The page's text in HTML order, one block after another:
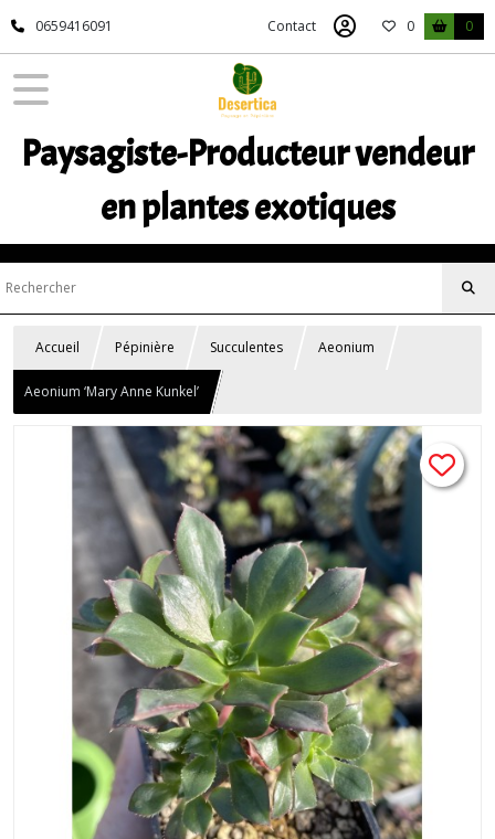
0659416091 Contact 0 0
Paysagiste-Producteur vendeur
en plantes exotiques
Accueil Pépinière Succulentes Aeonium
Aeonium ‘Mary Anne Kunkel’